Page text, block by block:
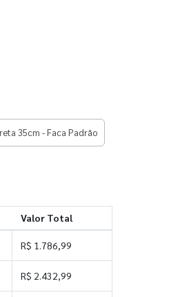
35cm - Faca Padrão
Valor Total
R$ 1.786,99
R$ 2.432,99